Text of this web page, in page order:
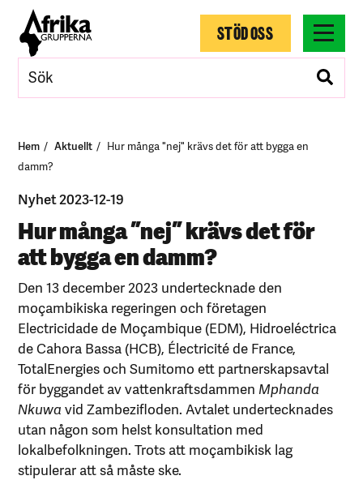
STÖD OSS
Hem Aktuellt
Hur många "nej" krävs det för att bygga en
damm?
Nyhet 2023-12-19
Hur många ”nej” krävs det för
att bygga en damm?
Den 13 december 2023 undertecknade den
moçambikiska regeringen och företagen
Electricidade de Moçambique (EDM), Hidroeléctrica
de Cahora Bassa (HCB), Électricité de France,
TotalEnergies och Sumitomo ett partnerskapsavtal
för byggandet av vattenkraftsdammen Mphanda
Nkuwa vid Zambezifloden. Avtalet undertecknades
utan någon som helst konsultation med
lokalbefolkningen. Trots att moçambikisk lag
stipulerar att så måste ske.